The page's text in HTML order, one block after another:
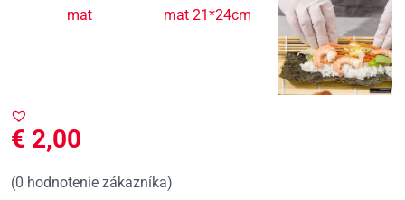
€ 2,00
(0 hodnotenie zákazníka)